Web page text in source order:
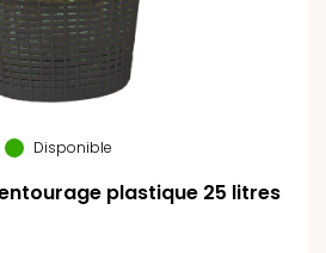
Disponible
plastique 25 litres